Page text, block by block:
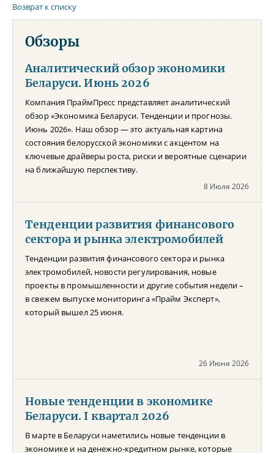
Возврат к списку
Обзоры
Аналитический обзор экономики
Беларуси. Июнь 2026
Компания ПраймПресс представляет аналитический
обзор «Экономика Беларуси. Тенденции и прогнозы.
Июнь 2026». Наш обзор — это актуальная картина
состояния белорусской экономики с акцентом на
ключевые драйверы роста, риски и вероятные сценарии
на ближайшую перспективу.
8 Июля 2026
Тенденции развития финансового
сектора и рынка электромобилей
Тенденции развития финансового сектора и рынка
электромобилей, новости регулирования, новые
проекты в промышленности и другие события недели –
в свежем выпуске мониторинга «Прайм Эксперт»,
который вышел 25 июня.
26 Июня 2026
Новые тенденции в экономике
Беларуси. I квартал 2026
В марте в Беларуси наметились новые тенденции в
экономике и на денежно-кредитном рынке, которые